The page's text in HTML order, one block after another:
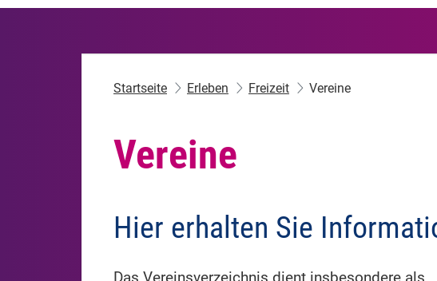
Startseite Erleben Freizeit Vereine
Vereine
Hier erhalten Sie